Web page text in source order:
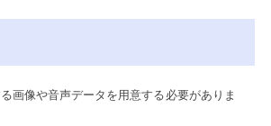
画像や音声データを用意する必要がありま